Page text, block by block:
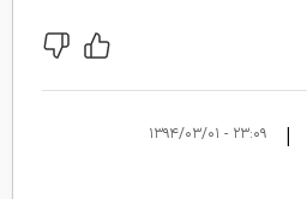
| ۲۳:۰۹ - ۱۳۹۴/۰۳/۰۱